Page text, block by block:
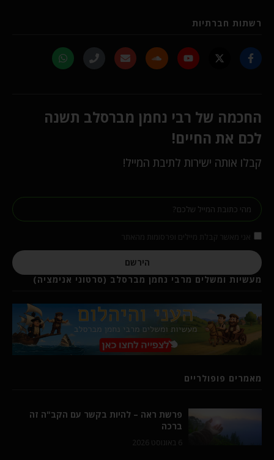
רשתות חברתיות
החכמה של רבי נחמן מברסלב תשנה
לכם את החיים!
קבלו אותה ישירות לתיבת המייל!
הירשם
מעשיות ומשלים מרבי נחמן מברסלב (סרטוני אנימציה)
מאמרים פופולריים
פרשת ראה – להיות בקשר עם הקב"ה זה
ברכה
6 באוגוסט 2026